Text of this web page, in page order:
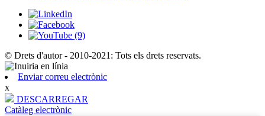
© Drets d'autor - 2010-2021: Tots els drets reservats.
Enviar correu electrònic
x
DESCARREGAR
Catàleg electrònic